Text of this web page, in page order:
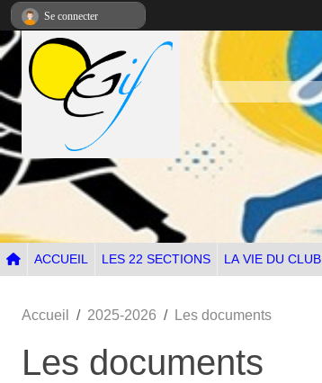
ACCUEIL LES 22 SECTIONS LA VIE DU CLUB
Accueil 2025-2026 Les documents
Les documents
Se connecter
Panneau de gestion des cookies